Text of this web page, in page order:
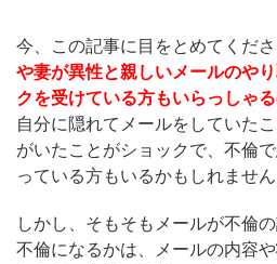
今、この記事に目をとめてくだ
や妻が異性と親しいメールのや
クを受けている方もいらっしゃ
自分に隠れてメールをしていた
がいたことがショックで、不倫
っている方もいるかもしれません
しかし、そもそもメールが不倫
不倫になるかは、メールの内容